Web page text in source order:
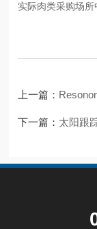
实际肉类采购场所
上一篇：
下一篇： 太阳跟